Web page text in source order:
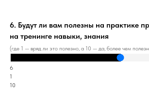
6. Будут ли вам полезны на практике
на тренинге навыки, знания
(где 1 — вряд ли это полезно, а 10 — да, более чем
6
1
10